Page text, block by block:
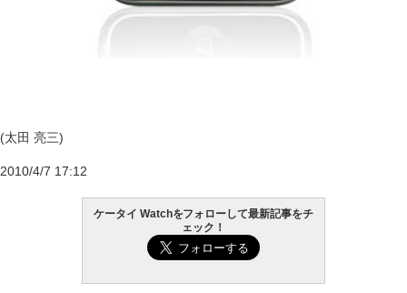
(太田 亮三)
2010/4/7 17:12
ケータイ Watchをフォローして最新記事をチ
ェック！